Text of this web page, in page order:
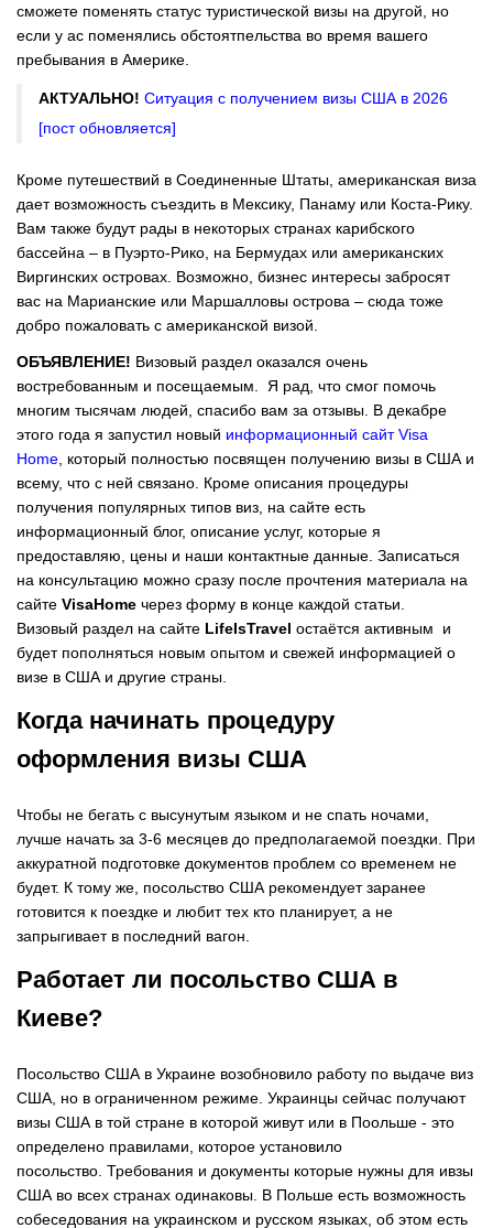
сможете поменять статус туристической визы на другой, но
если у ас поменялись обстоятпельства во время вашего
пребывания в Америке.
АКТУАЛЬНО! Ситуация с получением визы США в 2026
[пост обновляется]
Кроме путешествий в Соединенные Штаты, американская виза
дает возможность съездить в Мексику, Панаму или Коста-Рику.
Вам также будут рады в некоторых странах карибского
бассейна – в Пуэрто-Рико, на Бермудах или американских
Виргинских островах. Возможно, бизнес интересы забросят
вас на Марианские или Маршалловы острова – сюда тоже
добро пожаловать с американской визой.
ОБЪЯВЛЕНИЕ! Визовый раздел оказался очень
востребованным и посещаемым. Я рад, что смог помочь
многим тысячам людей, спасибо вам за отзывы. В декабре
этого года я запустил новый информационный сайт Visa
Home , который полностью посвящен получению визы в США и
всему, что с ней связано. Кроме описания процедуры
получения популярных типов виз, на сайте есть
информационный блог, описание услуг, которые я
предоставляю, цены и наши контактные данные. Записаться
на консультацию можно сразу после прочтения материала на
сайте VisaHome через форму в конце каждой статьи.
Визовый раздел на сайте LifeIsTravel остаётся активным и
будет пополняться новым опытом и свежей информацией о
визе в США и другие страны.
Когда начинать процедуру
оформления визы США
Чтобы не бегать с высунутым языком и не спать ночами,
лучше начать за 3-6 месяцев до предполагаемой поездки. При
аккуратной подготовке документов проблем со временем не
будет. К тому же, посольство США рекомендует заранее
готовится к поездке и любит тех кто планирует, а не
запрыгивает в последний вагон.
Работает ли посольство США в
Киеве?
Посольство США в Украине возобновило работу по выдаче виз
США, но в ограниченном режиме. Украинцы сейчас получают
визы США в той стране в которой живут или в Поольше - это
определено правилами, которое установило
посольство. Требования и документы которые нужны для ивзы
США во всех странах одинаковы. В Польше есть возможность
собеседования на украинском и русском языках, об этом есть